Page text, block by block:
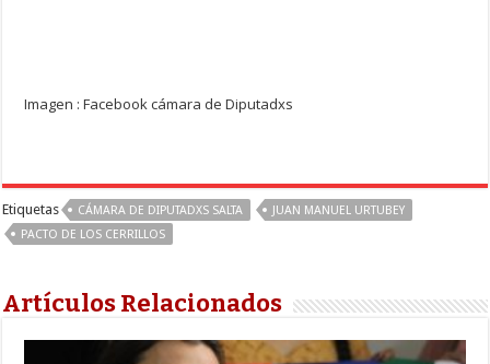
Imagen : Facebook cámara de Diputadxs
Etiquetas CÁMARA DE DIPUTADXS SALTA
JUAN MANUEL URTUBEY
PACTO DE LOS CERRILLOS
Artículos Relacionados